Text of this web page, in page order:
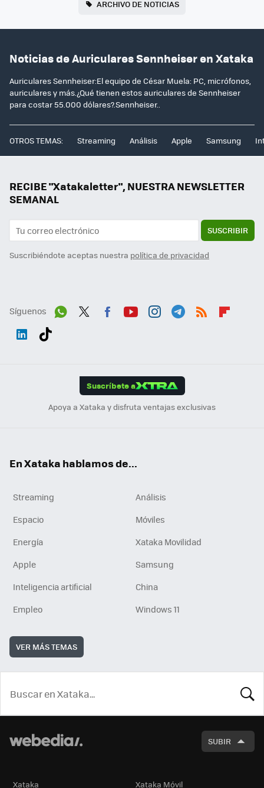
ARCHIVO DE NOTICIAS
Noticias de Auriculares Sennheiser en Xataka
Auriculares Sennheiser:El equipo de César Muela: PC, micrófonos,
auriculares y más.¿Qué tienen estos auriculares de Sennheiser
para costar 55.000 dólares?.Sennheiser..
OTROS TEMAS: Streaming Análisis Apple Samsung
RECIBE "Xatakaletter", NUESTRA NEWSLETTER
SEMANAL
SUSCRIBIR
Suscribiéndote aceptas nuestra política de privacidad
Síguenos
Suscríbete a
Apoya a Xataka y disfruta ventajas exclusivas
En Xataka hablamos de...
Streaming
Análisis
Espacio
Móviles
Energía
Xataka Movilidad
Apple
Samsung
Inteligencia artificial
China
Empleo
Windows 11
VER MÁS TEMAS
SUBIR
Xataka Xataka Móvil